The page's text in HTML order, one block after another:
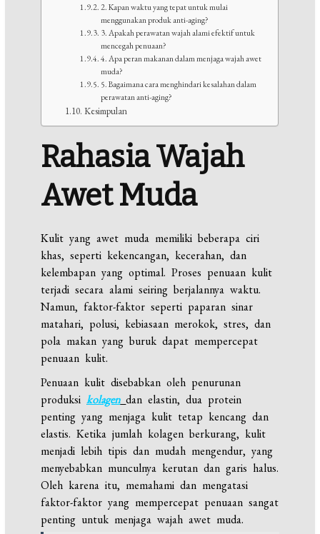
2. Kapan waktu yang tepat untuk mulai
menggunakan produk anti-aging?
3. Apakah perawatan wajah alami efektif untuk
mencegah penuaan?
4. Apa peran makanan dalam menjaga wajah awet
muda?
5. Bagaimana cara menghindari kesalahan dalam
perawatan anti-aging?
Kesimpulan
Rahasia Wajah
Awet Muda
Kulit yang awet muda memiliki beberapa ciri
khas, seperti kekencangan, kecerahan, dan
kelembapan yang optimal. Proses penuaan kulit
terjadi secara alami seiring berjalannya waktu.
Namun, faktor-faktor seperti paparan sinar
matahari, polusi, kebiasaan merokok, stres, dan
pola makan yang buruk dapat mempercepat
penuaan kulit.
Penuaan kulit disebabkan oleh penurunan
produksikolagen dan elastin, dua protein
penting yang menjaga kulit tetap kencang dan
elastis. Ketika jumlah kolagen berkurang, kulit
menjadi lebih tipis dan mudah mengendur, yang
menyebabkan munculnya kerutan dan garis halus.
Oleh karena itu, memahami dan mengatasi
faktor-faktor yang mempercepat penuaan sangat
penting untuk menjaga wajah awet muda.